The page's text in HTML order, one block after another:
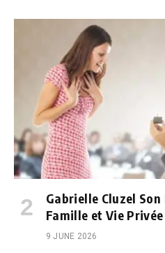
Gabrielle Cluzel
Famille et Vie Privée
9 JUNE 2026